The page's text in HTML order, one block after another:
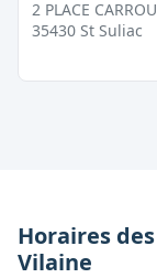
2 PLACE
35430 St Suliac
Horaires
Vilaine